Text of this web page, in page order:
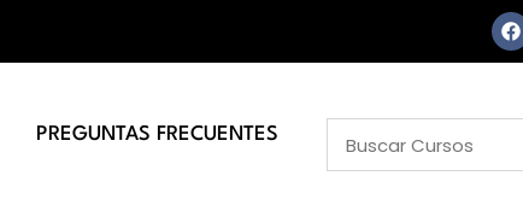
PREGUNTAS FRECUENTES